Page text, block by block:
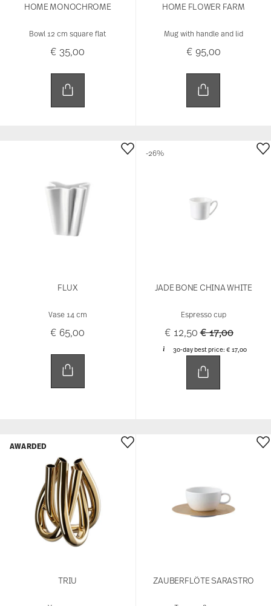
HOME MONOCHROME
Bowl 12 cm square flat
€ 35,00
HOME FLOWER FARM
Mug with handle and lid
€ 95,00
FLUX
Vase 14 cm
€ 65,00
JADE BONE CHINA WHITE
Espresso cup
€ 12,50Price reduced
€ 17,00to
30-day best price:€ 17,00
-26%
TRIU
AWARDED
ZAUBERFLÖTE SARASTRO